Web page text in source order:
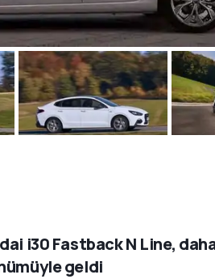
i30 Fastback N Line,
geldi